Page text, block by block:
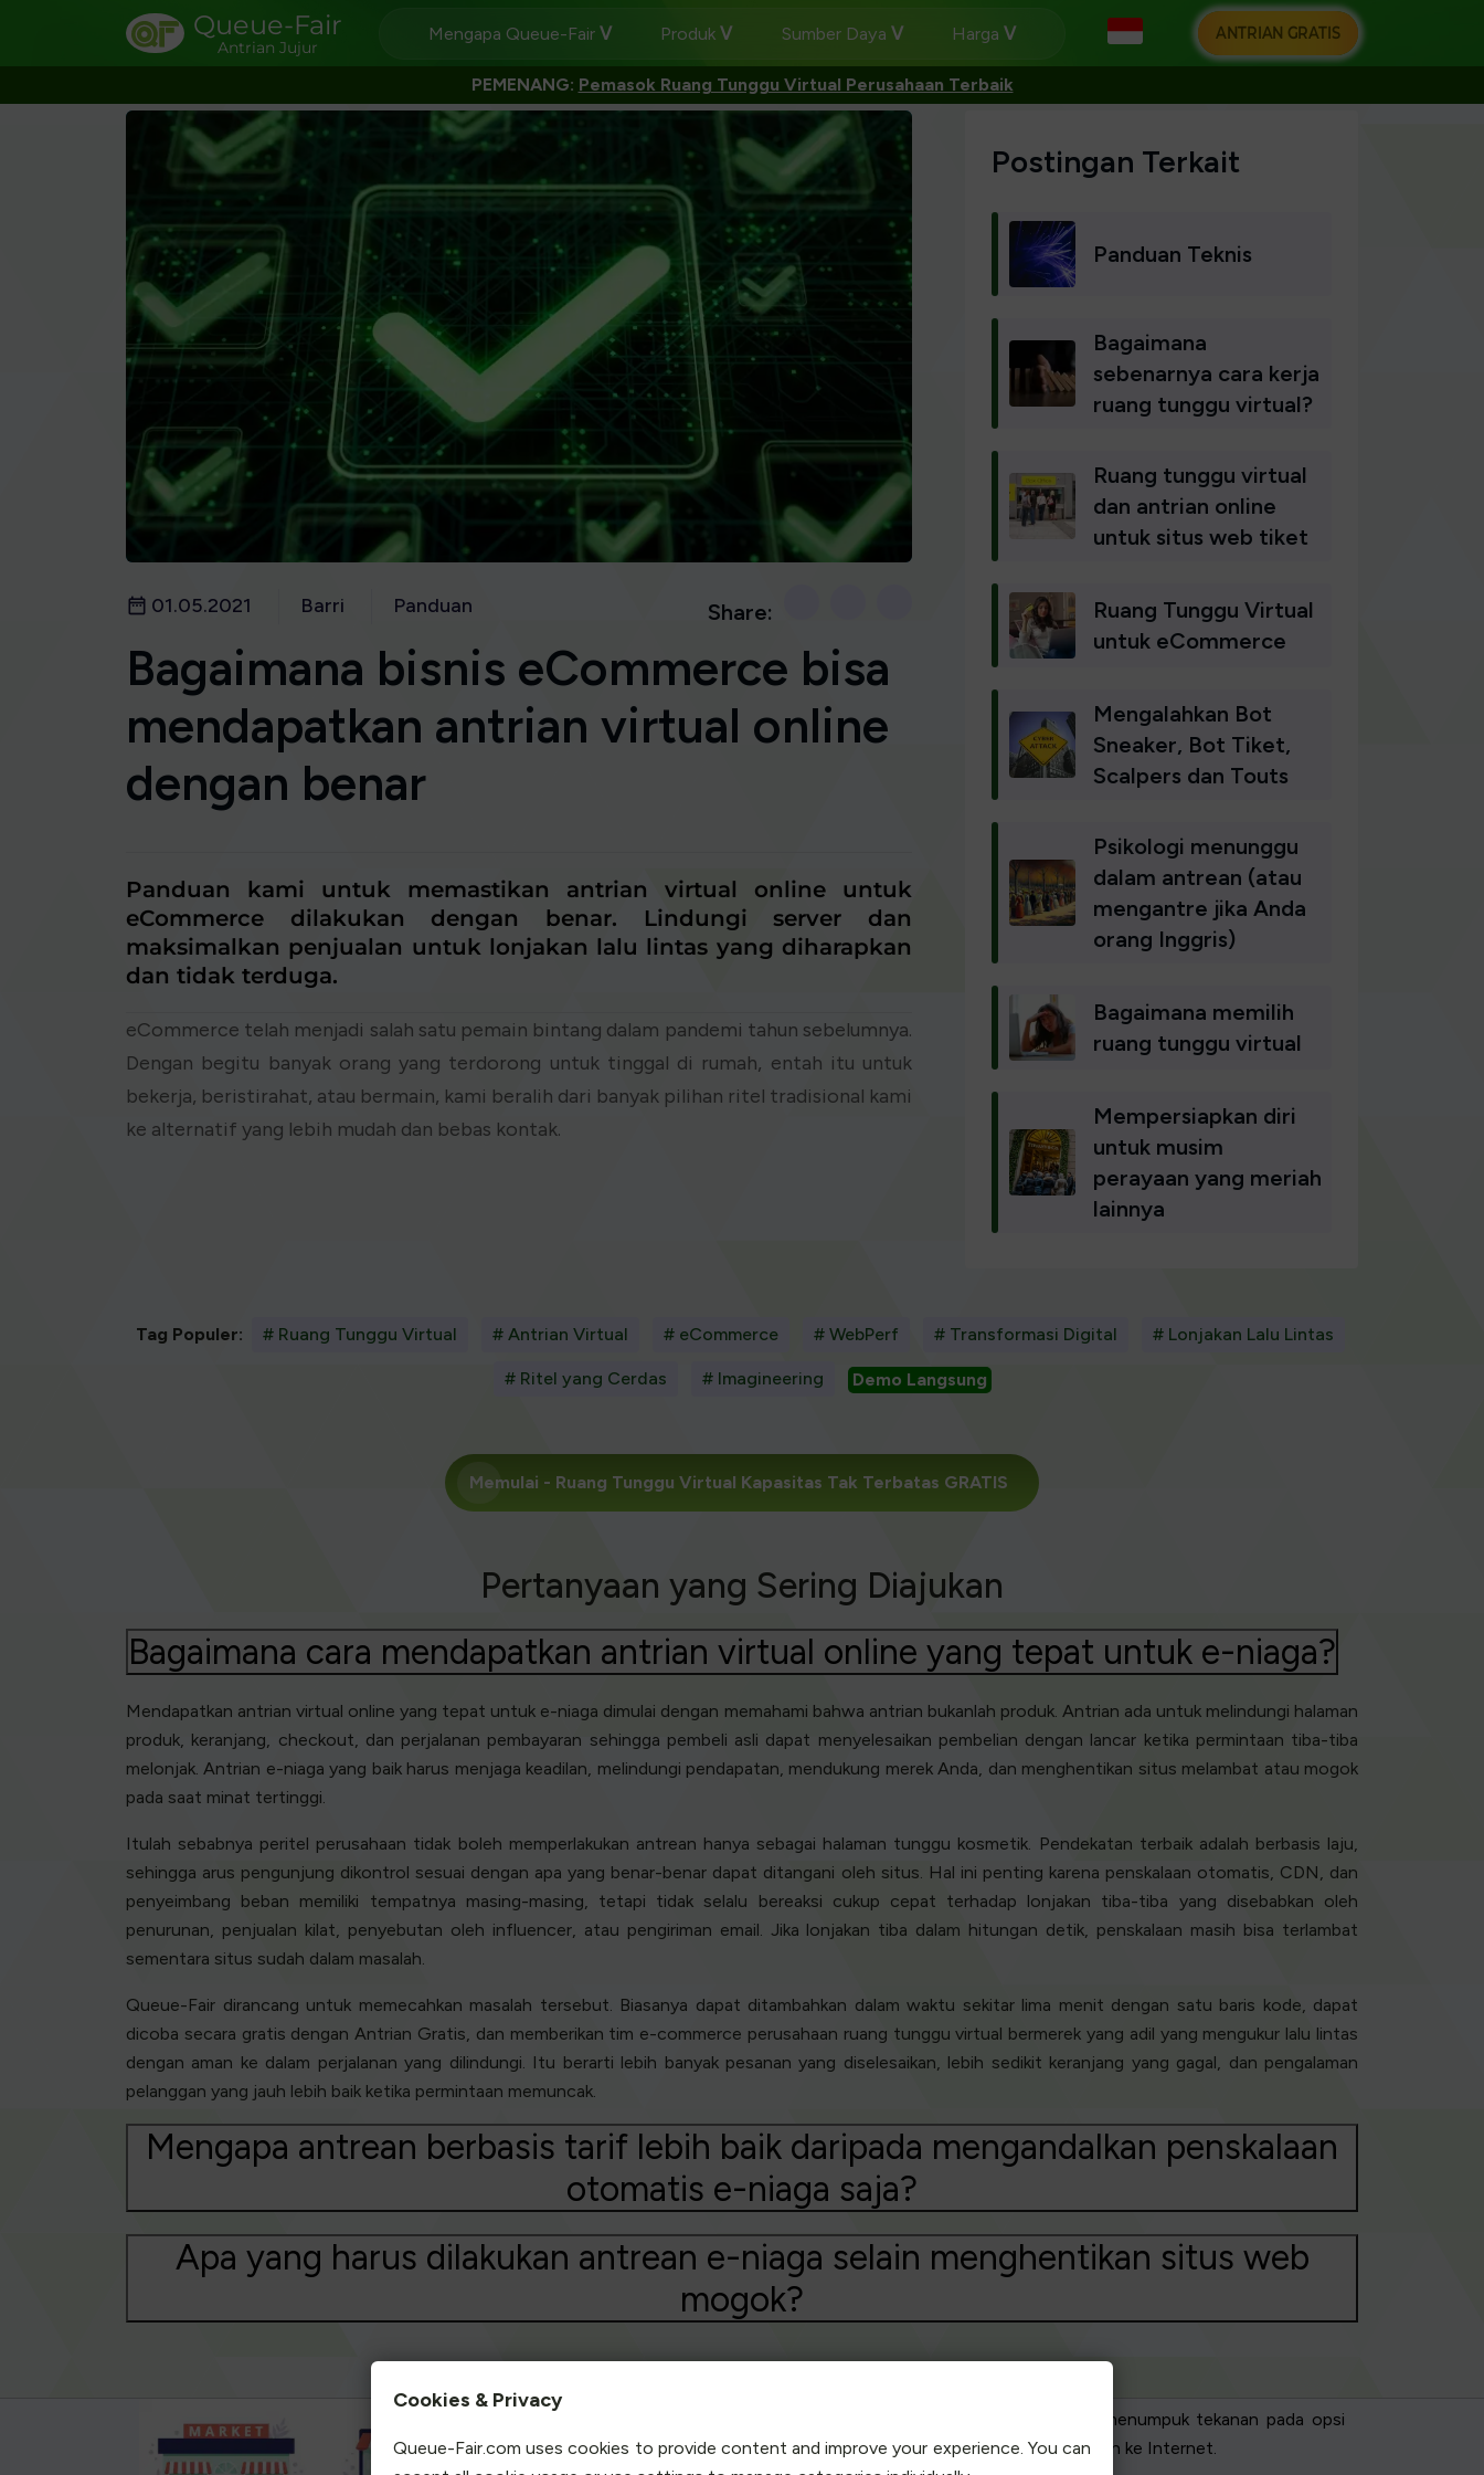
Queue-Fair
Antrian Jujur
Mengapa Queue-Fair Produk Sumber Daya Harga ANTRIAN GRATIS
PEMENANG: Pemasok Ruang Tunggu Virtual Perusahaan Terbaik
01.05.2021 Barri Panduan Share:
Bagaimana bisnis eCommerce bisa
mendapatkan antrian virtual online
dengan benar
Panduan kami untuk memastikan antrian virtual online untuk
eCommerce dilakukan dengan benar. Lindungi server dan
maksimalkan penjualan untuk lonjakan lalu lintas yang diharapkan
dan tidak terduga.
eCommerce telah menjadi salah satu pemain bintang dalam pandemi tahun sebelumnya.
Dengan begitu banyak orang yang terdorong untuk tinggal di rumah, entah itu untuk
bekerja, beristirahat, atau bermain, kami beralih dari banyak pilihan ritel tradisional kami
ke alternatif yang lebih mudah dan bebas kontak.
Postingan Terkait
Panduan Teknis
Bagaimana
sebenarnya cara kerja
ruang tunggu virtual?
Ruang tunggu virtual
dan antrian online
untuk situs web tiket
Ruang Tunggu Virtual
untuk eCommerce
Mengalahkan Bot
Sneaker, Bot Tiket,
Scalpers dan Touts
Psikologi menunggu
dalam antrean (atau
mengantre jika Anda
orang Inggris)
Bagaimana memilih
ruang tunggu virtual
Mempersiapkan diri
untuk musim
perayaan yang meriah
lainnya
Tag Populer: # Ruang Tunggu Virtual # Antrian Virtual # eCommerce # WebPerf # Transformasi Digital # Lonjakan Lalu Lintas
# Ritel yang Cerdas # Imagineering Demo Langsung
Memulai - Ruang Tunggu Virtual Kapasitas Tak Terbatas GRATIS
Pertanyaan yang Sering Diajukan
Bagaimana cara mendapatkan antrian virtual online yang tepat untuk e-niaga?
Mendapatkan antrian virtual online yang tepat untuk e-niaga dimulai dengan memahami bahwa antrian bukanlah produk. Antrian ada untuk melindungi halaman
produk, keranjang, checkout, dan perjalanan pembayaran sehingga pembeli asli dapat menyelesaikan pembelian dengan lancar ketika permintaan tiba-tiba
melonjak. Antrian e-niaga yang baik harus menjaga keadilan, melindungi pendapatan, mendukung merek Anda, dan menghentikan situs melambat atau mogok
pada saat minat tertinggi.
Itulah sebabnya peritel perusahaan tidak boleh memperlakukan antrean hanya sebagai halaman tunggu kosmetik. Pendekatan terbaik adalah berbasis laju,
sehingga arus pengunjung dikontrol sesuai dengan apa yang benar-benar dapat ditangani oleh situs. Hal ini penting karena penskalaan otomatis, CDN, dan
penyeimbang beban memiliki tempatnya masing-masing, tetapi tidak selalu bereaksi cukup cepat terhadap lonjakan tiba-tiba yang disebabkan oleh
penurunan, penjualan kilat, penyebutan oleh influencer, atau pengiriman email. Jika lonjakan tiba dalam hitungan detik, penskalaan masih bisa terlambat
sementara situs sudah dalam masalah.
Queue-Fair dirancang untuk memecahkan masalah tersebut. Biasanya dapat ditambahkan dalam waktu sekitar lima menit dengan satu baris kode, dapat
dicoba secara gratis dengan Antrian Gratis, dan memberikan tim e-commerce perusahaan ruang tunggu virtual bermerek yang adil yang mengukur lalu lintas
dengan aman ke dalam perjalanan yang dilindungi. Itu berarti lebih banyak pesanan yang diselesaikan, lebih sedikit keranjang yang gagal, dan pengalaman
pelanggan yang jauh lebih baik ketika permintaan memuncak.
Mengapa antrean berbasis tarif lebih baik daripada mengandalkan penskalaan
otomatis e-niaga saja?
Apa yang harus dilakukan antrean e-niaga selain menghentikan situs web
mogok?
Sementara kota-kota dan taman ritel tampak agak apokaliptik, kami menumpuk tekanan pada opsi
online, membawa penjualan fisik khas kami keluar dari toko-toko kami dan ke Internet.
Cookies & Privacy
Queue-Fair.com uses cookies to provide content and improve your experience. You can